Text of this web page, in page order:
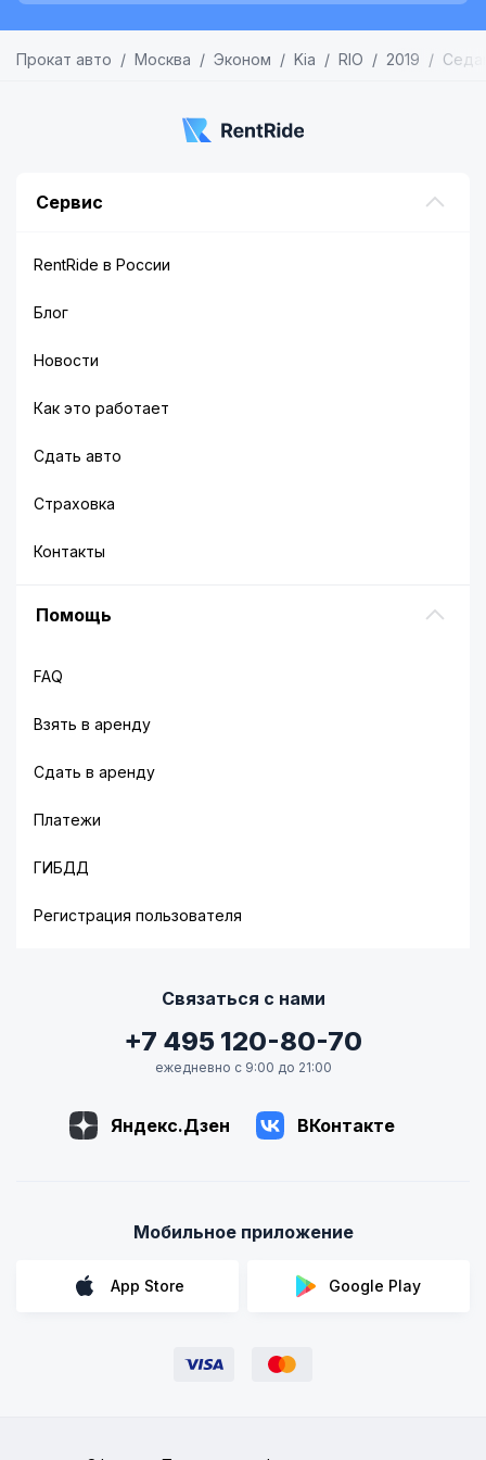
Прокат авто Москва Эконом Kia RIO 2019
Сервис
RentRide в России
Блог
Новости
Как это работает
Сдать авто
Страховка
Контакты
Помощь
FAQ
Взять в аренду
Сдать в аренду
Платежи
ГИБДД
Регистрация пользователя
Связаться с нами
+7 495 120-80-70
ежедневно с 9:00 до 21:00
Яндекс.Дзен ВКонтакте
Мобильное приложение
App Store Google Play